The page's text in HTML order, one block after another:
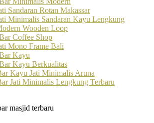
masjid terbaru